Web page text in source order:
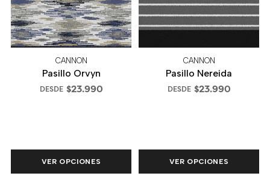
CANNON
Pasillo Orvyn
DESDE $23.990
VER OPCIONES
CANNON
Pasillo Nereida
DESDE $23.990
VER OPCIONES